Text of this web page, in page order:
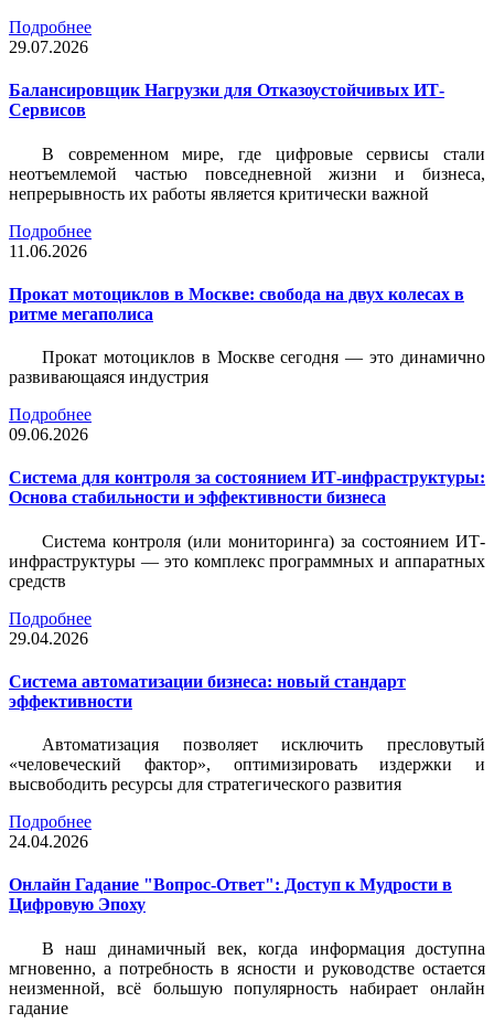
Подробнее
29.07.2026
Балансировщик Нагрузки для Отказоустойчивых ИТ-
Сервисов
В современном мире, где цифровые сервисы стали
неотъемлемой частью повседневной жизни и бизнеса,
непрерывность их работы является критически важной
Подробнее
11.06.2026
Прокат мотоциклов в Москве: свобода на двух колесах в
ритме мегаполиса
Прокат мотоциклов в Москве сегодня — это динамично
развивающаяся индустрия
Подробнее
09.06.2026
Система для контроля за состоянием ИТ-инфраструктуры:
Основа стабильности и эффективности бизнеса
Система контроля (или мониторинга) за состоянием ИТ-
инфраструктуры — это комплекс программных и аппаратных
средств
Подробнее
29.04.2026
Система автоматизации бизнеса: новый стандарт
эффективности
Автоматизация позволяет исключить пресловутый
«человеческий фактор», оптимизировать издержки и
высвободить ресурсы для стратегического развития
Подробнее
24.04.2026
Онлайн Гадание "Вопрос-Ответ": Доступ к Мудрости в
Цифровую Эпоху
В наш динамичный век, когда информация доступна
мгновенно, а потребность в ясности и руководстве остается
неизменной, всё большую популярность набирает онлайн
гадание